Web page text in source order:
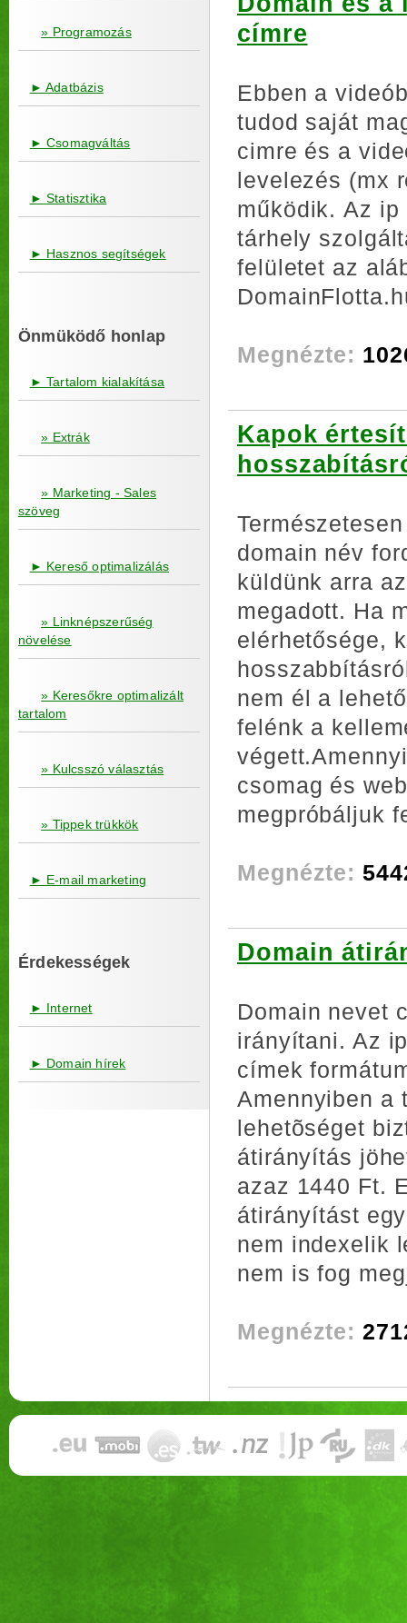
» Programozás
► Adatbázis
► Csomagváltás
► Statisztika
► Hasznos segítségek
Önmüködő honlap
► Tartalom kialakítása
» Extrák
» Marketing - Sales
szöveg
► Kereső optimalizálás
» Linknépszerűség
növelése
» Keresőkre optimalizált
tartalom
» Kulcsszó választás
» Tippek trükkök
► E-mail marketing
Érdekességek
► Internet
► Domain hírek
címre
Ebben a
tudod saját
cimre és a
levelezés (mx
működik. Az
tárhely
felületet az
Megnézte:
Kapok
domain név
küldünk arra
megadott. Ha
elérhetősége,
nem él a
felénk a
csomag és
megpróbáljuk
Megnézte:
Domain
Domain nevet
irányítani. Az
címek
Amennyiben a
lehetõséget
átirányítás
azaz 1440 Ft.
átirányítást
nem indexelik
nem is fog
Megnézte: